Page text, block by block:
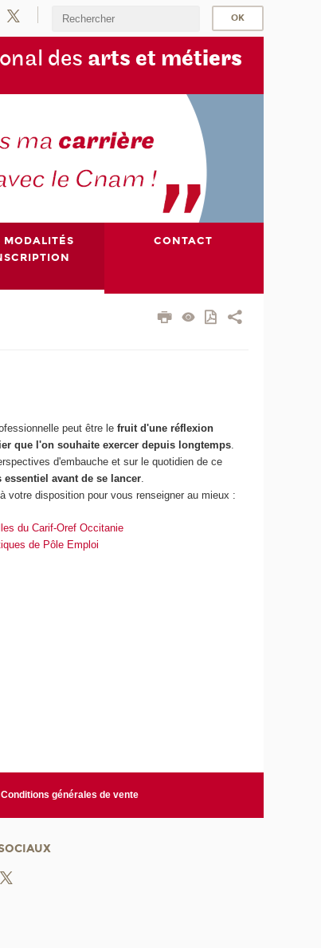
des arts et métiers
MODALITÉS
CONTACT
peut être lefruit d'une réflexion
que l'on souhaite exercer depuis longtemps.
d'embauche et sur le quotidien de ce
avant de se lancer.
votre disposition pour vous renseigner au mieux :
du Carif-Oref Occitanie
de Pôle Emploi
Conditions générales de vente